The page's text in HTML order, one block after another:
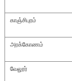
காஞ்சிபுரம்
அரக்கோணம்
வேலூர்